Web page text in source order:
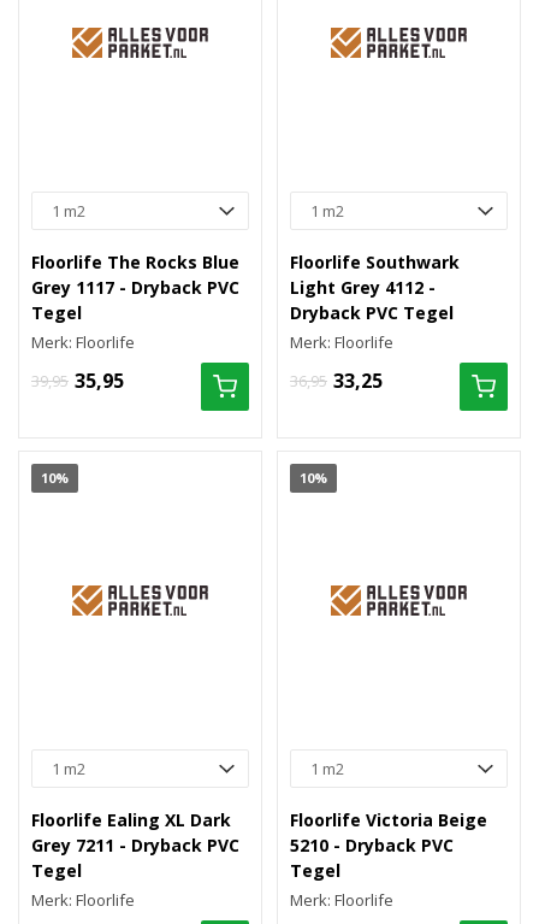
Floorlife The Rocks Blue
Grey 1117 - Dryback PVC
Tegel
Merk: Floorlife
39,95 35,95
Floorlife Southwark
Light Grey 4112 -
Dryback PVC Tegel
Merk: Floorlife
36,95 33,25
10%
Floorlife Ealing XL Dark
Grey 7211 - Dryback PVC
Tegel
Merk: Floorlife
10%
Floorlife Victoria Beige
5210 - Dryback PVC
Tegel
Merk: Floorlife